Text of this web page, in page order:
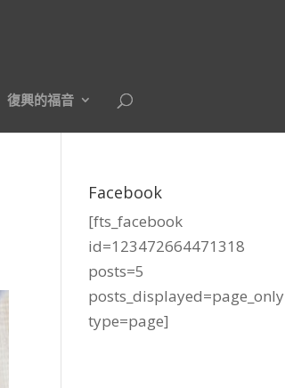
復興的福音
Facebook
[fts_facebook
id=123472664471318
posts=5
posts_displayed=page_only
type=page]